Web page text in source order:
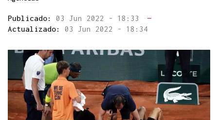
Publicado: 03 Jun 2022 - 18:33
—
Actualizado: 03 Jun 2022 - 18:34